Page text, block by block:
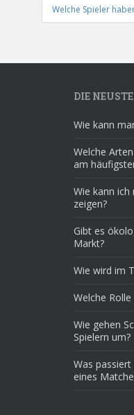
Welche Spieler
DIE
Wie kann
Welche
am
Wie kann
zeigen?
Gibt es
Markt?
Wie wird im
Welche
Wie gehen
Spielern um?
Was
eines